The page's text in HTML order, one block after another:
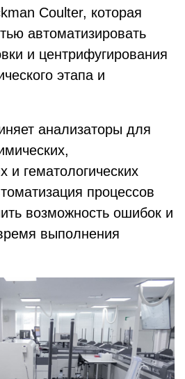
Coulter, которая
автоматизировать
и центрифугирования
этапа и
анализаторы для
и гематологических
процессов
возможность ошибок и
выполнения